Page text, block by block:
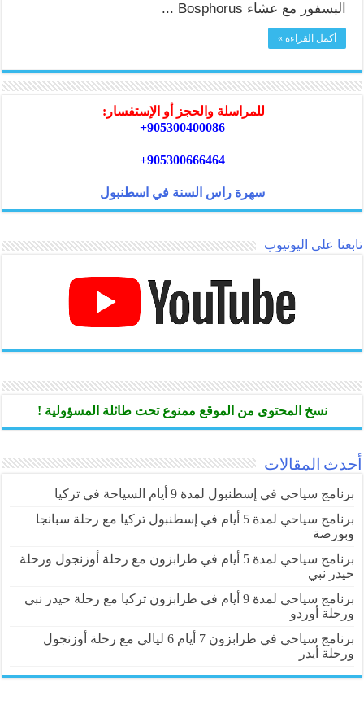
البسفور مع عشاء Bosphorus ...
أكمل القراءة »
للمراسلة والحجز أو الإستفسار:
905300400086+
905300666464+
سهرة راس السنة في اسطنبول
تابعنا على اليوتيوب
نسخ المحتوى من الموقع ممنوع تحت طائلة المسؤولية !
أحدث المقالات
برنامج سياحي في إسطنبول لمدة 9 أيام السياحة في تركيا
برنامج سياحي لمدة 5 أيام في إسطنبول تركيا مع رحلة سبانجا
وبورصة
برنامج سياحي لمدة 5 أيام في طرابزون مع رحلة أوزنجول ورحلة
حيدر نبي
برنامج سياحي لمدة 9 أيام في طرابزون تركيا مع رحلة حيدر نبي
ورحلة أوردو
برنامج سياحي في طرابزون 7 أيام 6 ليالي مع رحلة أوزنجول
ورحلة أيدر